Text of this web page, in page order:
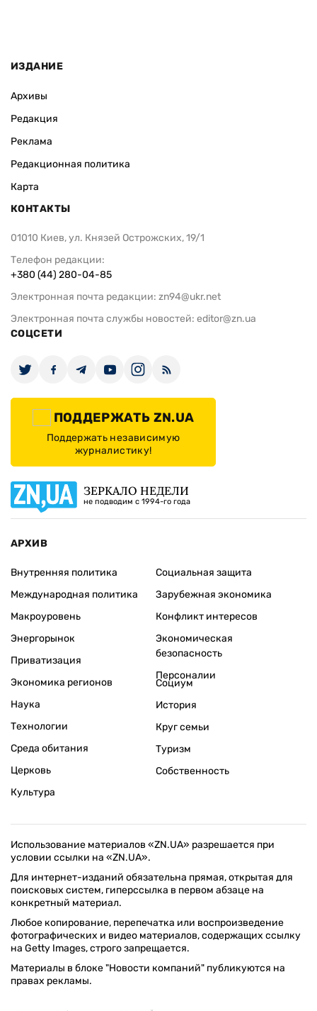
ИЗДАНИЕ
Архивы
Редакция
Реклама
Редакционная политика
Карта
КОНТАКТЫ
01010 Киев, ул. Князей Острожских, 19/1
Телефон редакции:
+380 (44) 280-04-85
Электронная почта редакции: zn94@ukr.net
Электронная почта службы новостей: editor@zn.ua
СОЦСЕТИ
ПОДДЕРЖАТЬ ZN.UA
Поддержать независимую
журналистику!
ЗЕРКАЛО НЕДЕЛИ
не подводим с 1994-го года
АРХИВ
Внутренняя политика
Международная политика
Макроуровень
Энергорынок
Приватизация
Экономика регионов
Социальная защита
Зарубежная экономика
Конфликт интересов
Экономическая
безопасность
Персоналии
Наука
Технологии
Среда обитания
Церковь
Культура
Социум
История
Круг семьи
Туризм
Собственность
Использование материалов «ZN.UA» разрешается при
условии ссылки на «ZN.UA».
Для интернет-изданий обязательна прямая, открытая для
поисковых систем, гиперссылка в первом абзаце на
конкретный материал.
Любое копирование, перепечатка или воспроизведение
фотографических и видео материалов, содержащих ссылку
на Getty Images, строго запрещается.
Материалы в блоке "Новости компаний" публикуются на
правах рекламы.